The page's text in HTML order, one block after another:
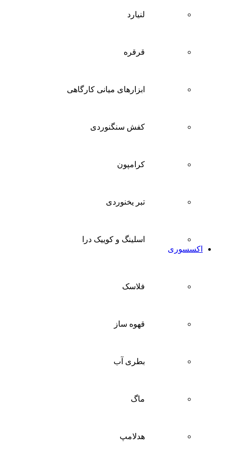
لنیارد
قرقره
ابزارهای میانی کارگاهی
کفش سنگنوردی
کرامپون
تبر یخنوردی
اسلینگ و کوییک درا
اکسسوری
فلاسک
قهوه ساز
بطری آب
ماگ
هدلامپ